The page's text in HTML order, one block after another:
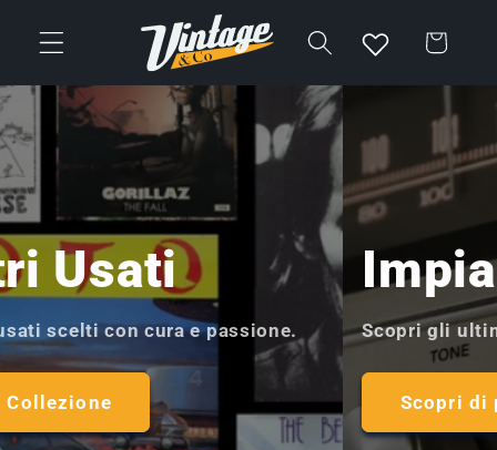
direttamente
ai contenuti
Carrello
I Nostri Usati
Scopri i vinili usati scelti con cura e passione.
Esplora la Collezione